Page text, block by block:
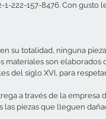
1-222-157-8476. Con gusto
su totalidad, ninguna
materiales son elaborados
del siglo XVI, para
a través de la empresa
las piezas que lleguen